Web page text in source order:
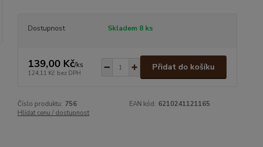
Dostupnost Skladem 8 ks
139,00 Kč/ks
124,11 Kč bez DPH
Přidat do košíku
Číslo produktu: 756 EAN kód: 6210241121165
Hlídat cenu / dostupnost